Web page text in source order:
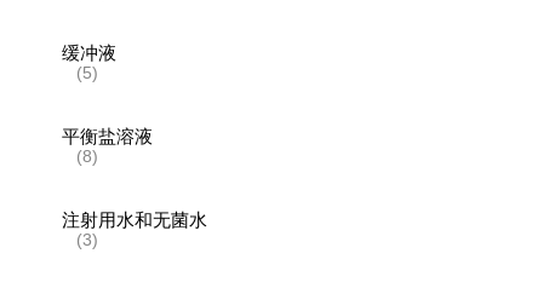
缓冲液
(5)
平衡盐溶液
(8)
注射用水和无菌水
(3)